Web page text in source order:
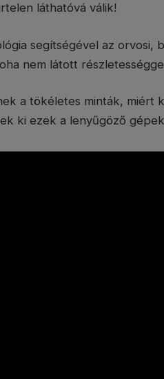
láthatóvá válik!
segítségével az orvosi,
nem látott
a tökéletes minták, miért
ki ezek a lenyűgöző